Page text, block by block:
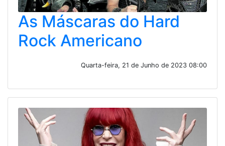
As Máscaras do Hard
Rock Americano
Quarta-feira, 21 de Junho de 2023 08:00